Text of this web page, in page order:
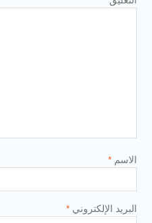
الاسم *
البريد الإلكتروني *